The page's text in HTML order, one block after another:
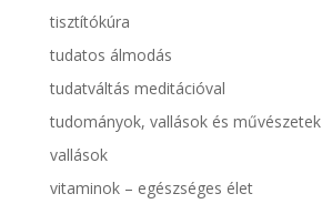
tisztítókúra
tudatos álmodás
tudatváltás meditációval
tudományok, vallások és művészetek
vallások
vitaminok – egészséges élet